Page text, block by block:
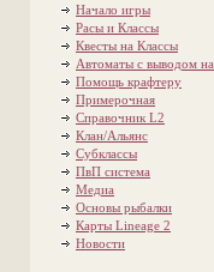
Начало игры
Расы и Классы
Квесты на Классы
Автоматы с выводом
Помощь крафтеру
Примерочная
Справочник L2
Клан/Альянс
Субклассы
ПвП система
Медиа
Основы рыбалки
Карты Lineage 2
Новости